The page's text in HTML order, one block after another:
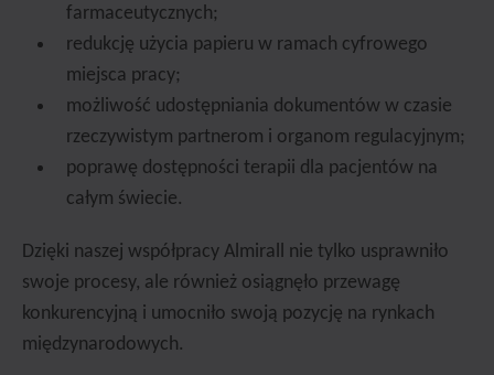
farmaceutycznych;
redukcję użycia papieru w ramach cyfrowego
miejsca pracy;
możliwość udostępniania dokumentów w czasie
rzeczywistym partnerom i organom regulacyjnym;
poprawę dostępności terapii dla pacjentów na
całym świecie.
Dzięki naszej współpracy Almirall nie tylko usprawniło
swoje procesy, ale również osiągnęło przewagę
konkurencyjną i umocniło swoją pozycję na rynkach
międzynarodowych.